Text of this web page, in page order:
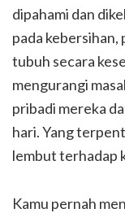
dipahami dan
pada kebersihan,
tubuh secara
mengurangi
pribadi mereka
hari. Yang
lembut terhadap
Kamu pernah